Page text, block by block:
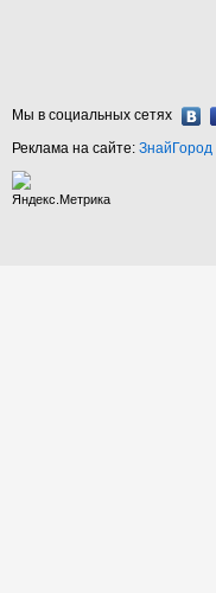
Мы в социальных сетях
Реклама на сайте: ЗнайГород